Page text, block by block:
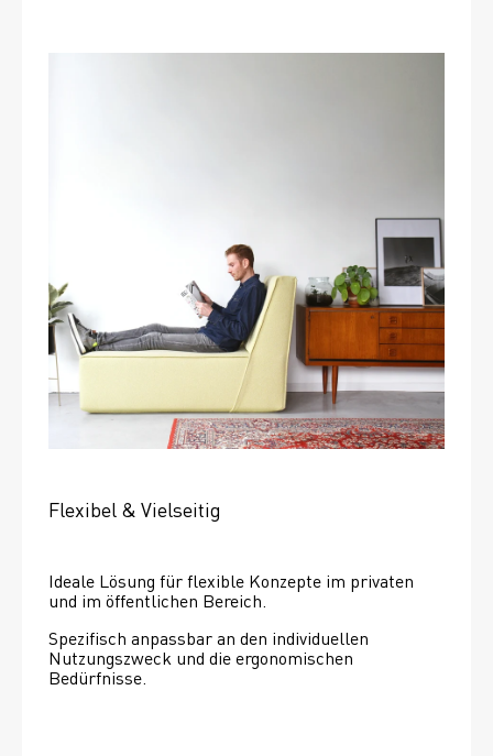
Flexibel & Vielseitig
Ideale Lösung für flexible Konzepte im privaten
und im öffentlichen Bereich.
Spezifisch anpassbar an den individuellen
Nutzungszweck und die ergonomischen
Bedürfnisse.